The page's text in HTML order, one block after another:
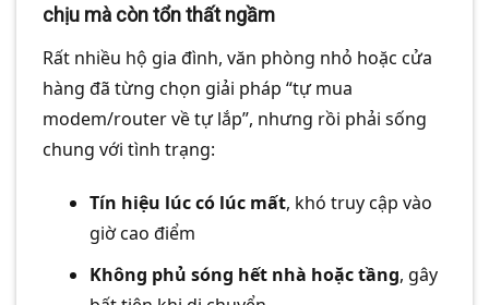
chịu mà còn tổn thất ngầm
Rất nhiều hộ gia đình, văn phòng nhỏ hoặc cửa
hàng đã từng chọn giải pháp “tự mua
modem/router về tự lắp”, nhưng rồi phải sống
chung với tình trạng:
Tín hiệu lúc có lúc mất, khó truy cập vào
giờ cao điểm
Không phủ sóng hết nhà hoặc tầng, gây